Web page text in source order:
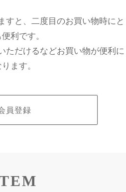
すと、二度目のお買い物時にと
利です。
ただけるなどお買い物が便利に
ます。
員登録